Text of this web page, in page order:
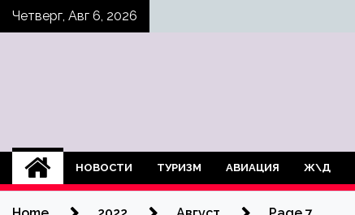
SkipЧетверг, Авг 6, 2026
НОВОСТИ ТУРИЗМ АВИАЦИЯ Ж\Д